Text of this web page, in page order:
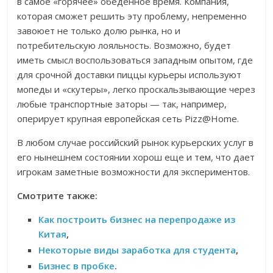
которая сможет решить эту проблему, непременно
завоюет не только долю рынка, но и
потребительскую лояльность. Возможно, будет
иметь смысл воспользоваться западным опытом, где
для срочной доставки пиццы курьеры используют
мопеды и «скутеры», легко проскальзывающие через
любые транспортные заторы — так, например,
оперирует крупная европейская сеть Pizz@Home.
В любом случае российский рынок курьерских услуг в
его нынешнем состоянии хорош еще и тем, что дает
игрокам заметные возможности для экспериментов.
Смотрите также:
Как построить бизнес на перепродаже из
Китая,
Некоторые виды заработка для студента,
Бизнес в пробке.